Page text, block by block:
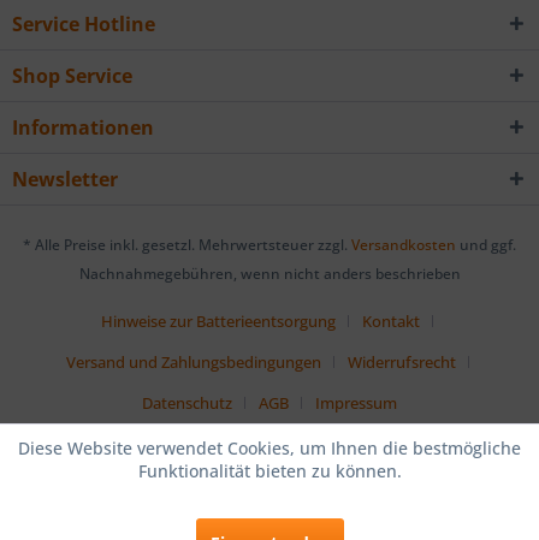
Service Hotline
Shop Service
Informationen
Newsletter
* Alle Preise inkl. gesetzl. Mehrwertsteuer zzgl. Versandkosten und ggf.
Nachnahmegebühren, wenn nicht anders beschrieben
Hinweise zur Batterieentsorgung
Kontakt
Versand und Zahlungsbedingungen
Widerrufsrecht
Datenschutz
AGB Impressum
Diese Website verwendet Cookies, um Ihnen die bestmögliche
Funktionalität bieten zu können.